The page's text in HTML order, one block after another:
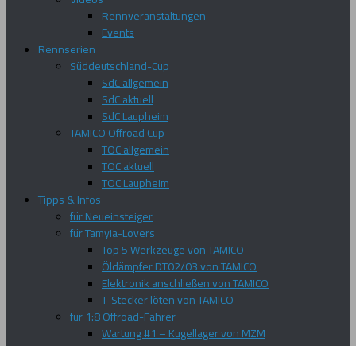
Rennveranstaltungen
Events
Rennserien
Süddeutschland-Cup
SdC allgemein
SdC aktuell
SdC Laupheim
TAMICO Offroad Cup
TOC allgemein
TOC aktuell
TOC Laupheim
Tipps & Infos
für Neueinsteiger
für Tamyia-Lovers
Top 5 Werkzeuge von TAMICO
Öldämpfer DT02/03 von TAMICO
Elektronik anschließen von TAMICO
T-Stecker löten von TAMICO
für 1:8 Offroad-Fahrer
Wartung #1 – Kugellager von MZM